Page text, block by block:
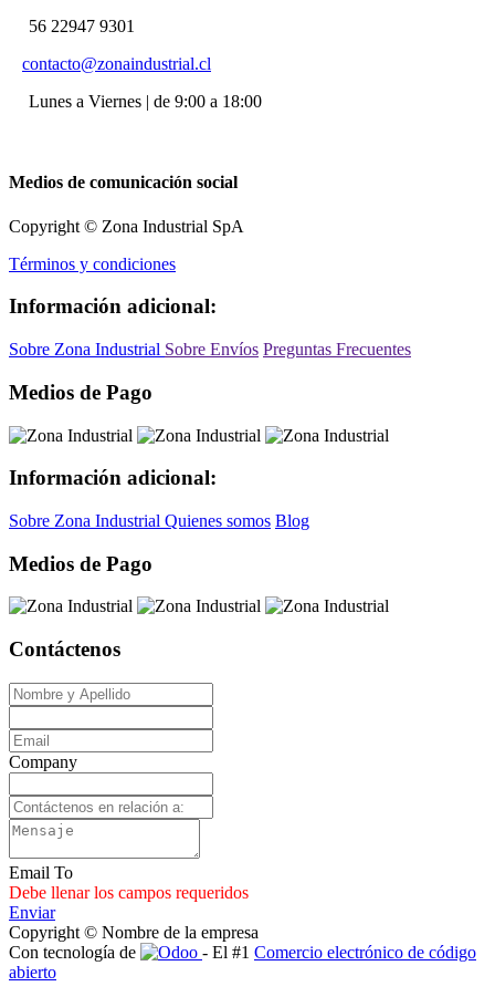
56 22947 9301
contacto@zonaindustrial.cl
Lunes a Viernes | de 9:00 a 18:00
Medios de comunicación social
Copyright © Zona Industrial SpA
Términos y condiciones
Información adicional:
Sobre Zona Industrial Sobre Envíos Preguntas Frecuentes
Medios de Pago
Información adicional:
Sobre Zona Industrial Quienes somos Blog
Medios de Pago
Contáctenos
Company
Email To
Debe llenar los campos requeridos
Enviar
Copyright © Nombre de la empresa
Con tecnología de
- El #1 Comercio electrónico de código
abierto